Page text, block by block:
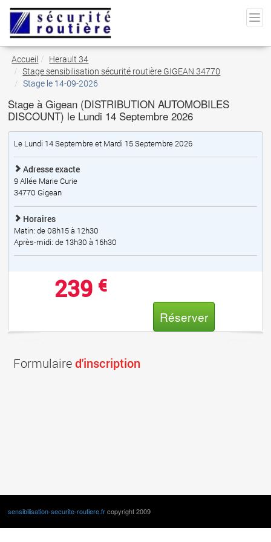
Accueil
Herault 34
Stage sensibilisation sécurité routière GIGEAN 34770
Stage le 14-09-2026
Stage à Gigean (DISTRIBUTION AUTOMOBILES
DISCOUNT) le Lundi 14 Septembre 2026
Le Lundi 14 Septembre et Mardi 15 Septembre 2026
Adresse exacte
9 Allée Marie Curie
34770 Gigean
Horaires
Matin: de 08h15 à 12h30
Après-midi: de 13h30 à 16h30
239 €
Réserver
Formulaired'inscription
sensibilisation-securite-routiere.frcopyright 2009